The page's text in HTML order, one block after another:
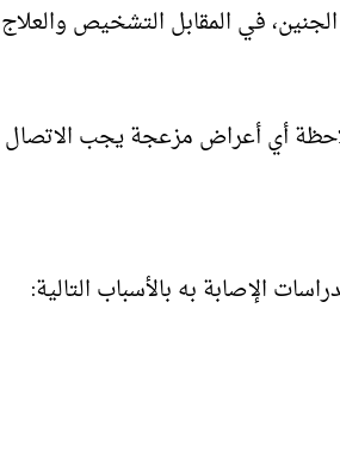
في المقابل التشخيص والعلاج
أي أعراض مزعجة يجب الاتصال
الإصابة به بالأسباب التالية: